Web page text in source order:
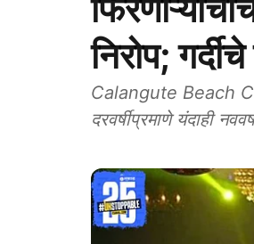
निरोप;
Calangute Beach
दरवर्षीप्रमाणे यंदाही